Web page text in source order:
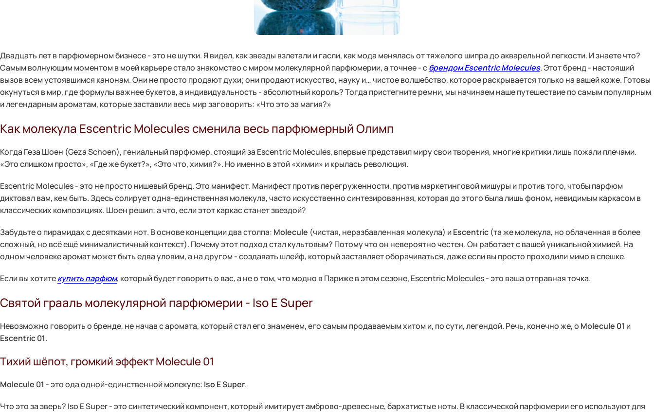
Двадцать лет в парфюмерном бизнесе - это не шутки. Я видел, как звезды взлетали и гасли, как мода менялась от тяжелого шипра до акварельной легкости. И знаете что?
Самым волнующим моментом в моей карьере стало знакомство с миром молекулярной парфюмерии, а точнее - сбрендом Escentric Molecules. Этот бренд - настоящий
вызов всем устоявшимся канонам. Они не просто продают духи; они продают искусство, науку и… чистое волшебство, которое раскрывается только на вашей коже. Готовы
окунуться в мир, где формулы важнее букетов, а индивидуальность - абсолютный король? Тогда пристегните ремни, мы начинаем наше путешествие по самым популярным
и легендарным ароматам, которые заставили весь мир заговорить: «Что это за магия?»
Как молекула Escentric Molecules сменила весь парфюмерный Олимп
Когда Геза Шоен (Geza Schoen), гениальный парфюмер, стоящий за Escentric Molecules, впервые представил миру свои творения, многие критики лишь пожали плечами.
«Это слишком просто», «Где же букет?», «Это что, химия?». Но именно в этой «химии» и крылась революция.
Escentric Molecules - это не просто нишевый бренд. Это манифест. Манифест против перегруженности, против маркетинговой мишуры и против того, чтобы парфюм
диктовал вам, кем быть. Здесь солирует одна-единственная молекула, часто искусственно синтезированная, которая до этого была лишь фоном, невидимым каркасом в
классических композициях. Шоен решил: а что, если этот каркас станет звездой?
Забудьте о пирамидах с десятками нот. В основе концепции два столпа: Molecule (чистая, неразбавленная молекула) иEscentric (та же молекула, но облаченная в более
сложный, но всё ещё минималистичный контекст). Почему этот подход стал культовым? Потому что он невероятно честен. Он работает с вашей уникальной химией. На
одном человеке аромат может быть едва уловим, а на другом - создавать шлейф, который заставляет оборачиваться, даже если вы просто проходили мимо в спешке.
Если вы хотитекупить парфюм, который будет говорить о вас, а не о том, что модно в Париже в этом сезоне, Escentric Molecules - это ваша отправная точка.
Святой грааль молекулярной парфюмерии - Iso E Super
Невозможно говорить о бренде, не начав с аромата, который стал его знаменем, его самым продаваемым хитом и, по сути, легендой. Речь, конечно же, о Molecule 01 и
Escentric 01.
Тихий шёпот, громкий эффект Molecule 01
Molecule 01 - это ода одной-единственной молекуле: Iso E Super.
Что это за зверь? Iso E Super - это синтетический компонент, который имитирует амброво-древесные, бархатистые ноты. В классической парфюмерии его используют для